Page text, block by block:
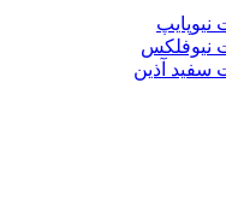
نیوفلکس
سفید آذین